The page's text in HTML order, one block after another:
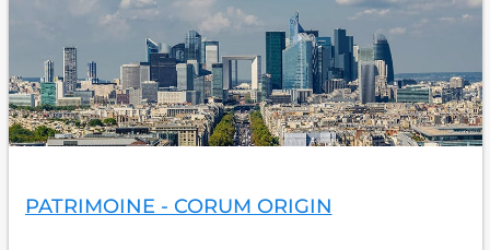
PATRIMOINE - CORUM ORIGIN